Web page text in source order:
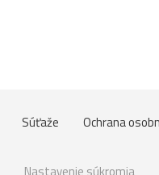
Súťaže Ochrana